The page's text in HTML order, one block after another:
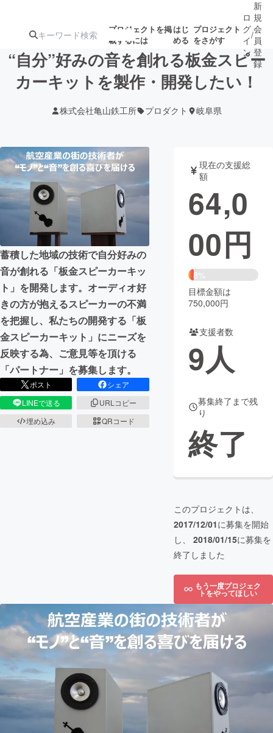
プロジェクトを掲
載するには
はじ
める
プロジェクト
をさがす
注目のリ
ターン
注目の新着プロ
ジェクト
募集終了が近いプ
ロジェクト
されます
アート・写真 音楽
テクノロジー・ガジェット ゲーム・
映像・映画 書籍・雑誌
ビジネス・起業 チャレンジ
まちづくり・地域活性化
CAMPFIRE for Social Good
CAMPFIRE Creation
CAMPFIREふるさと納税
コミュニティ
ロ
グ
イ
ン
/
新
規
会
員
登
録
“自分”好みの音を創れる板金スピー
カーキットを製作・開発したい！
株式会社亀山鉄工所 プロダクト 岐阜県
蓄積した地域の技術で自分好みの
音が創れる「板金スピーカーキッ
ト」を開発します。オーディオ好
きの方が抱えるスピーカーの不満
を把握し、私たちの開発する「板
金スピーカーキット」にニーズを
反映する為、ご意見等を頂ける
「パートナー」を募集します。
ポスト
シェア
LINEで送る
URLコピー
埋め込み
QRコード
現在の支援総
額
64,0
00円
8%
目標金額は
750,000円
支援者数
9人
募集終了まで残
り
終了
このプロジェクトは、
2017/12/01に募集を開始
し、 2018/01/15に募集を
終了しました
もう一度プロジェク
トをやってほしい